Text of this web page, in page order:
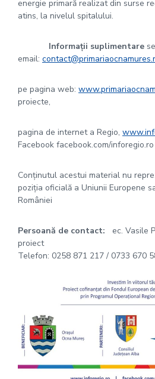
energie primară realizat din surse
atins, la nivelul spitalului.
Informații suplimentare
email:
pe pagina web:
proiecte,
pagina de internet a Regio,
Facebook facebook.com/inforegio.ro
Conținutul acestui material nu
poziția oficială a Uniunii Europene
României
Persoană de contact: ec. Vasile
proiect
Telefon: 0258 871 217 / 0733 670